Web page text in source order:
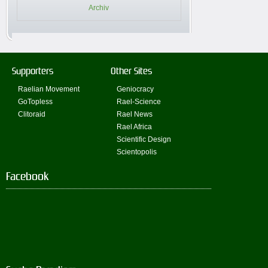
Archiv
Supporters
Raelian Movement
GoTopless
Clitoraid
Other Sites
Geniocracy
Rael-Science
Rael News
Rael Africa
Scientific Design
Scientopolis
Facebook